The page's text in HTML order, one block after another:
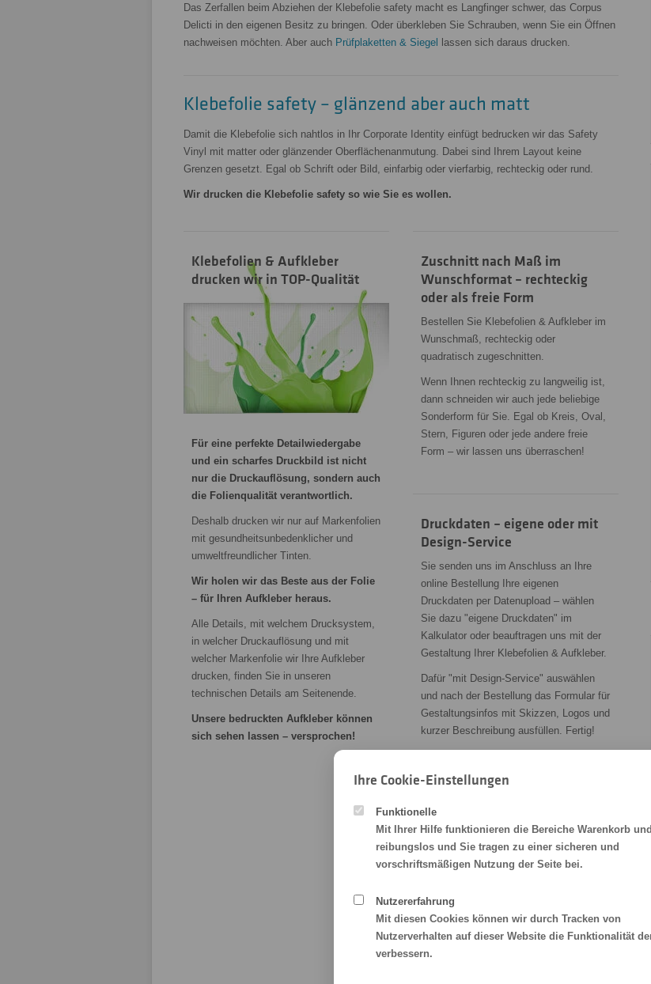
Das Zerfallen beim Abziehen der Klebefolie safety macht es Langfinger schwer, das Corpus
Delicti in den eigenen Besitz zu bringen. Oder überkleben Sie Schrauben, wenn Sie ein Öffnen
nachweisen möchten. Aber auch Prüfplaketten & Siegel lassen sich daraus drucken.
Klebefolie safety – glänzend aber auch matt
Damit die Klebefolie sich nahtlos in Ihr Corporate Identity einfügt bedrucken wir das Safety
Vinyl mit matter oder glänzender Oberflächenanmutung. Dabei sind Ihrem Layout keine
Grenzen gesetzt. Egal ob Schrift oder Bild, einfarbig oder vierfarbig, rechteckig oder rund.
Wir drucken die Klebefolie safety so wie Sie es wollen.
Klebefolien & Aufkleber
drucken wir in TOP-Qualität
Für eine perfekte Detailwiedergabe
und ein scharfes Druckbild ist nicht
nur die Druckauflösung, sondern auch
die Folienqualität verantwortlich.
Deshalb drucken wir nur auf Markenfolien
mit gesundheitsunbedenklicher und
umweltfreundlicher Tinten.
Wir holen wir das Beste aus der Folie
– für Ihren Aufkleber heraus.
Alle Details, mit welchem Drucksystem,
in welcher Druckauflösung und mit
welcher Markenfolie wir Ihre Aufkleber
drucken, finden Sie in unseren
technischen Details am Seitenende.
Unsere bedruckten Aufkleber können
sich sehen lassen – versprochen!
Zuschnitt nach Maß im
Wunschformat – rechteckig
oder als freie Form
Bestellen Sie Klebefolien & Aufkleber im
Wunschmaß, rechteckig oder
quadratisch zugeschnitten.
Wenn Ihnen rechteckig zu langweilig ist,
dann schneiden wir auch jede beliebige
Sonderform für Sie. Egal ob Kreis, Oval,
Stern, Figuren oder jede andere freie
Form – wir lassen uns überraschen!
Druckdaten – eigene oder mit
Design-Service
Sie senden uns im Anschluss an Ihre
online Bestellung Ihre eigenen
Druckdaten per Datenupload – wählen
Sie dazu "eigene Druckdaten" im
Kalkulator oder beauftragen uns mit der
Gestaltung Ihrer Klebefolien & Aufkleber.
Dafür "mit Design-Service" auswählen
und nach der Bestellung das Formular für
Gestaltungsinfos mit Skizzen, Logos und
kurzer Beschreibung ausfüllen. Fertig!
zum Datenupload weitergeleitet!
Ihre Cookie-Einstellungen
Funktionelle
Mit Ihrer Hilfe funktionieren die Bereiche Warenkorb
reibungslos und Sie tragen zu einer sicheren und
vorschriftsmäßigen Nutzung der Seite bei.
Nutzererfahrung
Mit diesen Cookies können wir durch Tracken von
Nutzerverhalten auf dieser Website die Funktionalität
verbessern.